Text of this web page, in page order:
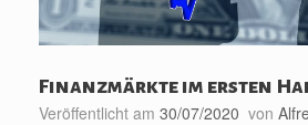
Finanzmärkte im ersten
Veröffentlicht am 30/07/2020 von